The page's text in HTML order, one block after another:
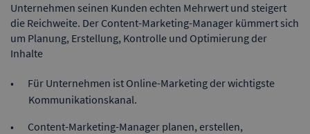
Unternehmen seinen Kunden echten Mehrwert und steigert
die Reichweite. Der Content-Marketing-Manager kümmert sich
um Planung, Erstellung, Kontrolle und Optimierung der
Inhalte
Für Unternehmen ist Online-Marketing der wichtigste
Kommunikationskanal.
Content-Marketing-Manager planen, erstellen,